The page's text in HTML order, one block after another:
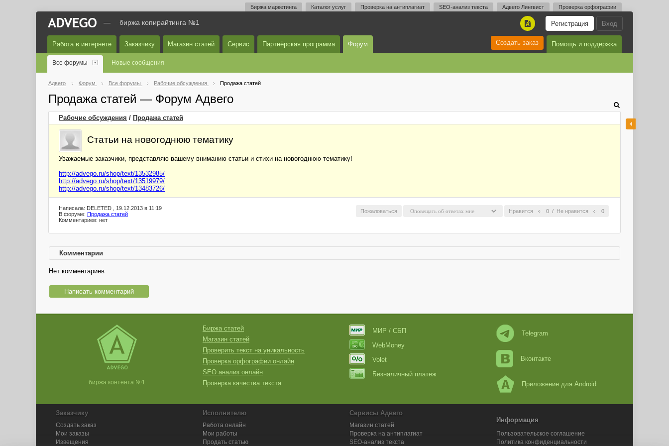
Биржа маркетинга Каталог услуг Проверка на антиплагиат SEO-анализ текста Адвего Лингвист Проверка орфографии
Вход
Регистрация
A
— биржа копирайтинга №1
Работа в интернете Заказчику Магазин статей Сервис Партнёрская программа Форум Помощь и поддержка
Создать заказ
Все форумы Новые сообщения
Адвего Форум Все форумы Рабочие обсуждения Продажа статей
Продажа статей — Форум Адвего
Рабочие обсуждения / Продажа статей
Статьи на новогоднюю тематику
Уважаемые заказчики, представляю вашему вниманию статьи и стихи на новогоднюю тематику!
http://advego.ru/shop/text/13532985/
http://advego.ru/shop/text/13519979/
http://advego.ru/shop/text/13483726/
Нравится 0 / Не нравится 0
Пожаловаться
Написала: DELETED , 19.12.2013 в 11:19
В форуме: Продажа статей
Комментариев: нет
Комментарии
Нет комментариев
Написать комментарий
биржа контента №1
Биржа статей
Магазин статей
Проверить текст на уникальность
Проверка орфографии онлайн
SEO анализ онлайн
Проверка качества текста
МИР / СБП
WebMoney
Volet
Безналичный платеж
Telegram
Вконтакте
Приложение для Android
Заказчику
Создать заказ
Мои заказы
Извещения
Исполнителю
Работа онлайн
Мои работы
Продать статью
Сервисы Адвего
Магазин статей
Проверка на антиплагиат
SEO-анализ текста
Информация
Пользовательское соглашение
Политика конфиденциальности